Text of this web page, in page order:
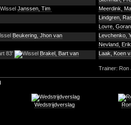
Janssen, Tim
Beukering, Jhon van
83' Brakel, Bart van
Meerdink,
Lindgren,
Lovre,
Levchenko,
Nevland,
Laak, Koen
Trainer: Ron
Wedstrijdverslag